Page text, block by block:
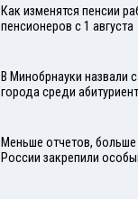
Как изменятся пенсии
пенсионеров с 1 августа
В Минобрнауки назвали
города среди
Меньше отчетов,
России закрепили